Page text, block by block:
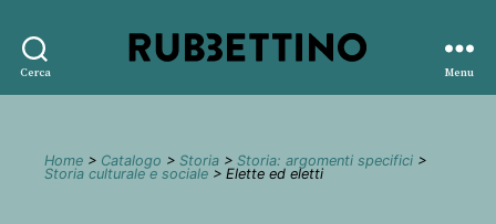
Cerca
editore
Menu
Home > Catalogo > Storia > Storia: argomenti specifici >
Storia culturale e sociale > Elette ed eletti